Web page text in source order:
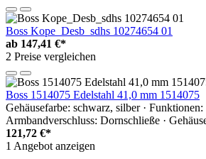
Boss Kope_Desb_sdhs 10274654 01
ab 147,41 €*
2 Preise vergleichen
Boss 1514075 Edelstahl 41,0 mm 1514075
Gehäusefarbe: schwarz, silber · Funktionen:
Armbandverschluss: Dornschließe ·
121,72 €*
1 Angebot anzeigen